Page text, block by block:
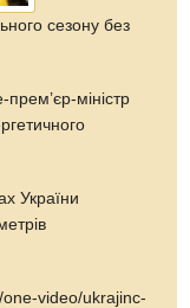
сезону без
міністр
України
video/ukrajinc-